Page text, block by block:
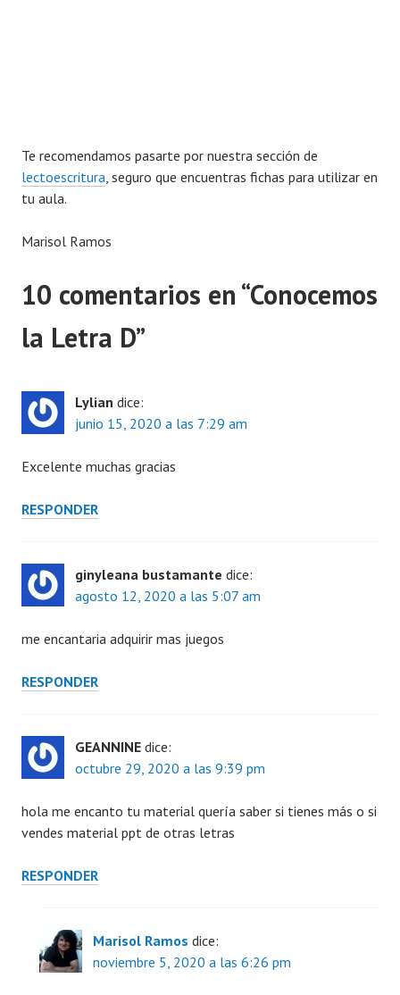
Te recomendamos pasarte por nuestra sección de
lectoescritura, seguro que encuentras fichas para utilizar en
tu aula.
Marisol Ramos
10 comentarios en “Conocemos
la Letra D”
Lylian dice:
junio 15, 2020 a las 7:29 am
Excelente muchas gracias
RESPONDER
ginyleana bustamante dice:
agosto 12, 2020 a las 5:07 am
me encantaria adquirir mas juegos
RESPONDER
GEANNINE dice:
octubre 29, 2020 a las 9:39 pm
hola me encanto tu material quería saber si tienes más o si
vendes material ppt de otras letras
RESPONDER
Marisol Ramos dice:
noviembre 5, 2020 a las 6:26 pm